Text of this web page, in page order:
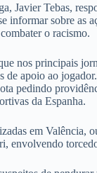
Javier Tebas,
informar sobre as
o racismo.
nos principais
de apoio ao
pedindo
da Espanha.
em Valência,
envolvendo